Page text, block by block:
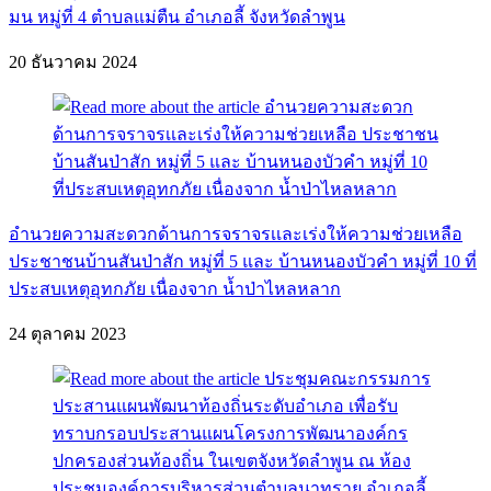
มน หมู่ที่ 4 ตำบลแม่ตืน อำเภอลี้ จังหวัดลำพูน
20 ธันวาคม 2024
อำนวยความสะดวกด้านการจราจรเเละเร่งให้ความช่วยเหลือ
ประชาชนบ้านสันป่าสัก หมู่ที่ 5 และ บ้านหนองบัวคำ หมู่ที่ 10 ที่
ประสบเหตุอุทกภัย เนื่องจาก น้ำป่าไหลหลาก
24 ตุลาคม 2023